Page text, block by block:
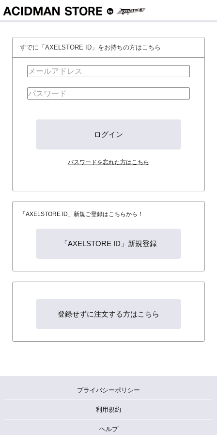
すでに「AXELSTORE ID」をお持ちの方はこちら
パスワードを忘れた方はこちら
「AXELSTORE ID」新規ご登録はこちらから！